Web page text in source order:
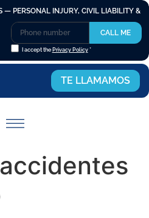
— PERSONAL INJURY, CIVIL LIABILITY &
I accept the Privacy Policy*
CALL ME
TE LLAMAMOS
accidentes